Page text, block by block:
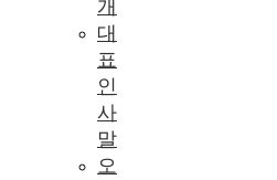
개
대
표
인
사
말
오